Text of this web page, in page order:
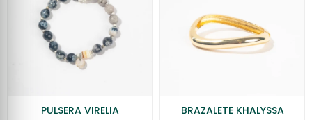
PULSERA VIRELIA BRAZALETE KHALYSSA